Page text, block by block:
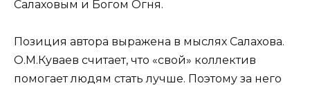
Салаховым и Богом Огня.
Позиция автора выражена в мыслях Салахова.
О.М.Куваев считает, что «свой» коллектив
помогает людям стать лучше. Поэтому за него